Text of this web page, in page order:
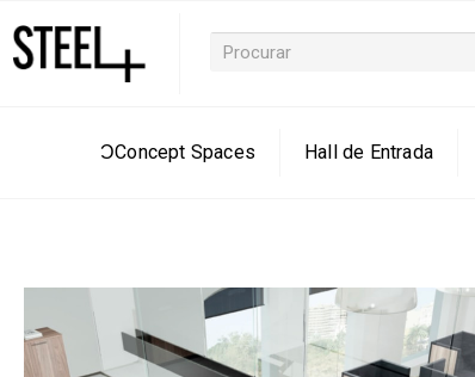
ƆConcept Spaces Hall de Entrada